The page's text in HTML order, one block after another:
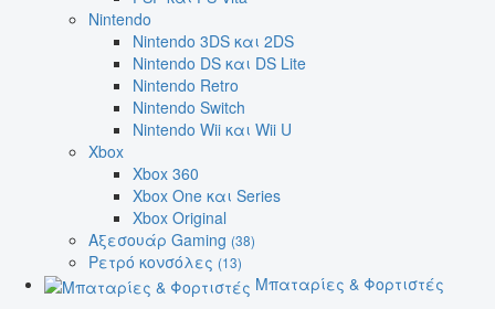
Nintendo
Nintendo 3DS και 2DS
Nintendo DS και DS Lite
Nintendo Retro
Nintendo Switch
Nintendo Wii και Wii U
Xbox
Xbox 360
Xbox One και Series
Xbox Original
Αξεσουάρ Gaming (38)
Ρετρό κονσόλες (13)
Μπαταρίες & Φορτιστές